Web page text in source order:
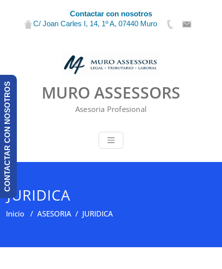
Contactar con nosotros
C/ Joan Carles I, 14, 1º A, 07440 Muro
MURO ASSESSORS
Asesoria Profesional
JURIDICA
Inicio / ASESORIA / JURIDICA
CONTACTAR CON NOSOTROS